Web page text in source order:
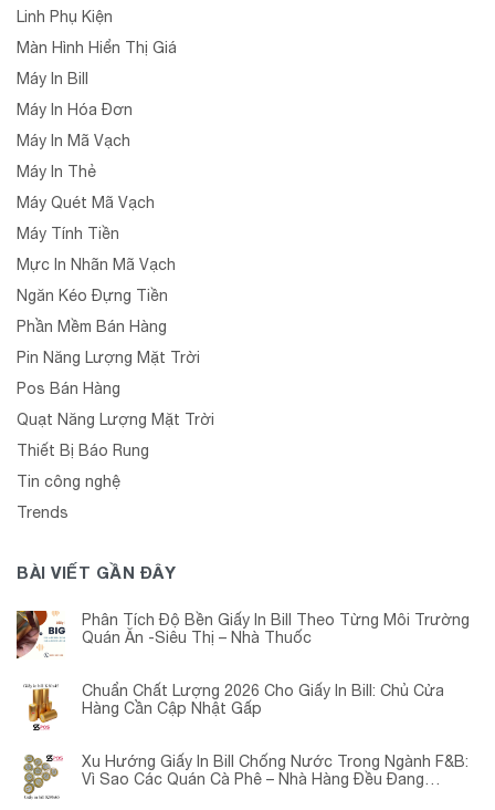
Linh Phụ Kiện
Màn Hình Hiển Thị Giá
Máy In Bill
Máy In Hóa Đơn
Máy In Mã Vạch
Máy In Thẻ
Máy Quét Mã Vạch
Máy Tính Tiền
Mực In Nhãn Mã Vạch
Ngăn Kéo Đựng Tiền
Phần Mềm Bán Hàng
Pin Năng Lượng Mặt Trời
Pos Bán Hàng
Quạt Năng Lượng Mặt Trời
Thiết Bị Báo Rung
Tin công nghệ
Trends
BÀI VIẾT GẦN ĐÂY
Phân Tích Độ Bền Giấy In Bill Theo Từng Môi Trường
Quán Ăn -Siêu Thị – Nhà Thuốc
Chuẩn Chất Lượng 2026 Cho Giấy In Bill: Chủ Cửa
Hàng Cần Cập Nhật Gấp
Xu Hướng Giấy In Bill Chống Nước Trong Ngành F&B:
Vì Sao Các Quán Cà Phê – Nhà Hàng Đều Đang